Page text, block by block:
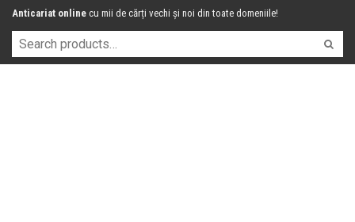
Anticariat online cu mii de cărți vechi și noi din toate domeniile!